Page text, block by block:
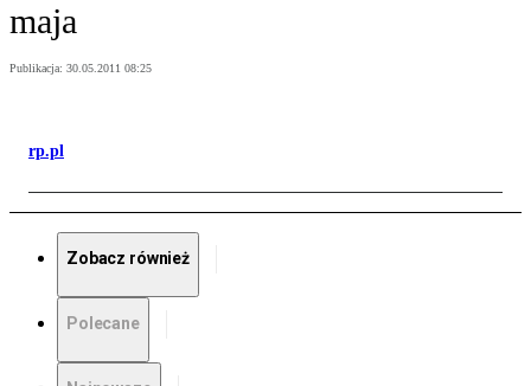
maja
Publikacja: 30.05.2011 08:25
rp.pl
Zobacz również
Polecane